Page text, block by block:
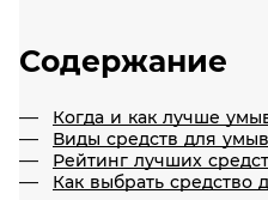
Содержание
Когда и как лучше
Виды средств для
Рейтинг лучших
Как выбрать средство